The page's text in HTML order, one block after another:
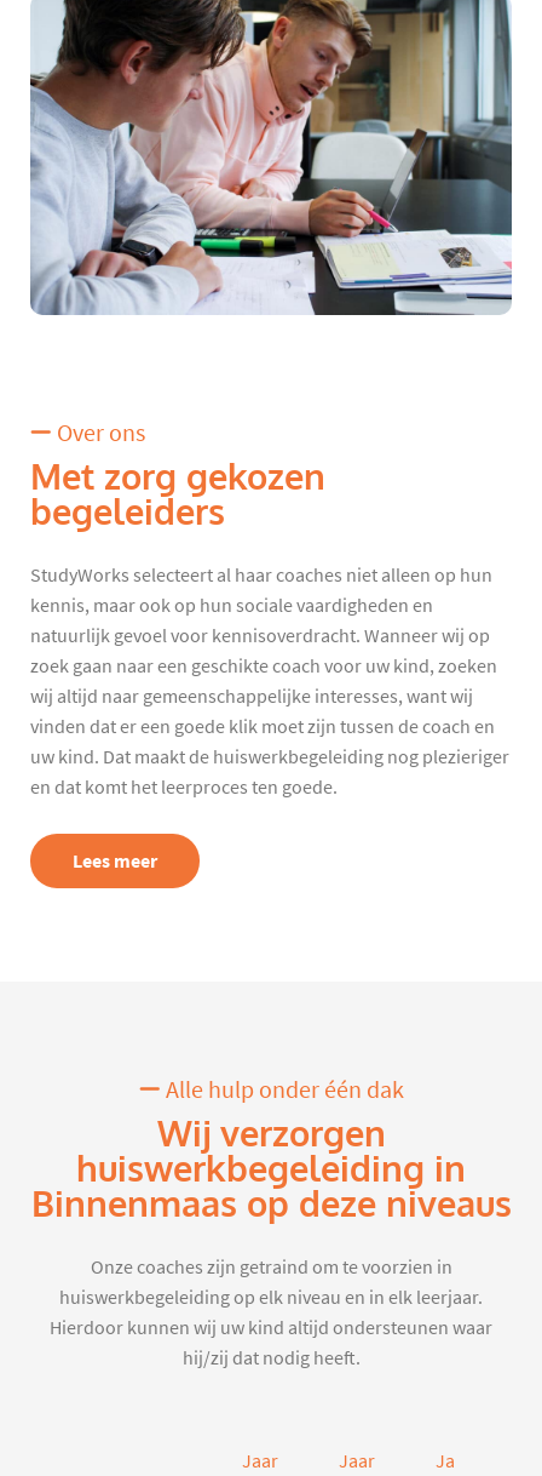
Over ons
Met zorg gekozen
begeleiders
StudyWorks selecteert al haar coaches niet alleen op hun
kennis, maar ook op hun sociale vaardigheden en
natuurlijk gevoel voor kennisoverdracht. Wanneer wij op
zoek gaan naar een geschikte coach voor uw kind, zoeken
wij altijd naar gemeenschappelijke interesses, want wij
vinden dat er een goede klik moet zijn tussen de coach en
uw kind. Dat maakt de huiswerkbegeleiding nog plezieriger
en dat komt het leerproces ten goede.
Lees meer
Alle hulp onder één dak
Wij verzorgen
huiswerkbegeleiding in
Binnenmaas op deze niveaus
Onze coaches zijn getraind om te voorzien in
huiswerkbegeleiding op elk niveau en in elk leerjaar.
Hierdoor kunnen wij uw kind altijd ondersteunen waar
hij/zij dat nodig heeft.
Jaar
Jaar
Jaar